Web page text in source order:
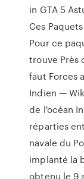
in GTA 5
Ces
Pour ce
trouve Près
faut Forces
Indien —
de l'océan
réparties
navale du
implanté la
obtenu le 9